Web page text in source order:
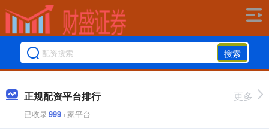
搜索
正规配资平台排行
已收录999+家平台
更多